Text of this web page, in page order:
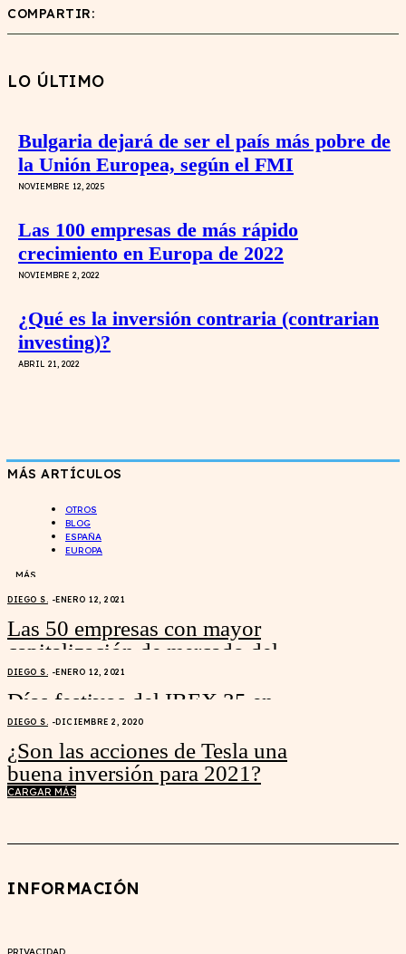
COMPARTIR:
LO ÚLTIMO
Bulgaria dejará de ser el país más pobre de
la Unión Europea, según el FMI
NOVIEMBRE 12, 2025
Las 100 empresas de más rápido
crecimiento en Europa de 2022
NOVIEMBRE 2, 2022
¿Qué es la inversión contraria (contrarian
investing)?
ABRIL 21, 2022
MÁS ARTÍCULOS
OTROS
BLOG
ESPAÑA
EUROPA
MÁS
DIEGO S. -ENERO 12, 2021
Las 50 empresas con mayor
capitalización de mercado del
mundo
DIEGO S. -ENERO 12, 2021
Días festivos del IBEX 35 en
2021
DIEGO S. -DICIEMBRE 2, 2020
¿Son las acciones de Tesla una
buena inversión para 2021?
CARGAR MÁS
INFORMACIÓN
PRIVACIDAD